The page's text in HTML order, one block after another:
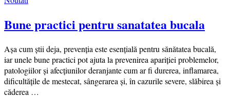
Bune practici pentru sanatatea bucala
Așa cum știi deja, prevenția este esențială pentru sănătatea bucală,
iar unele bune practici pot ajuta la prevenirea apariției problemelor,
patologiilor și afecțiunilor deranjante cum ar fi durerea, inflamarea,
dificultățile de mestecat, sângerarea și, în cazurile severe, slăbirea și
căderea …